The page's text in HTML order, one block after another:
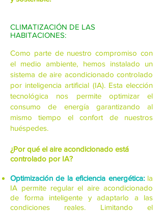
CLIMATIZACIÓN DE LAS
HABITACIONES:
Como parte de nuestro compromiso con
el medio ambiente, hemos instalado un
sistema de aire acondicionado controlado
por inteligencia artificial (IA). Esta elección
tecnológica nos permite optimizar el
consumo de energía garantizando al
mismo tiempo el confort de nuestros
huéspedes.
¿Por qué el aire acondicionado está
controlado por IA?
Optimización de la eficiencia energética: la
IA permite regular el aire acondicionado
de forma inteligente y adaptarlo a las
condiciones reales. Limitando el